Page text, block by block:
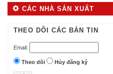
CÁC NHÀ SẢN XUẤT
THEO DÕI CÁC BẢN TIN
Email:
Theo dõi Hủy đăng ký